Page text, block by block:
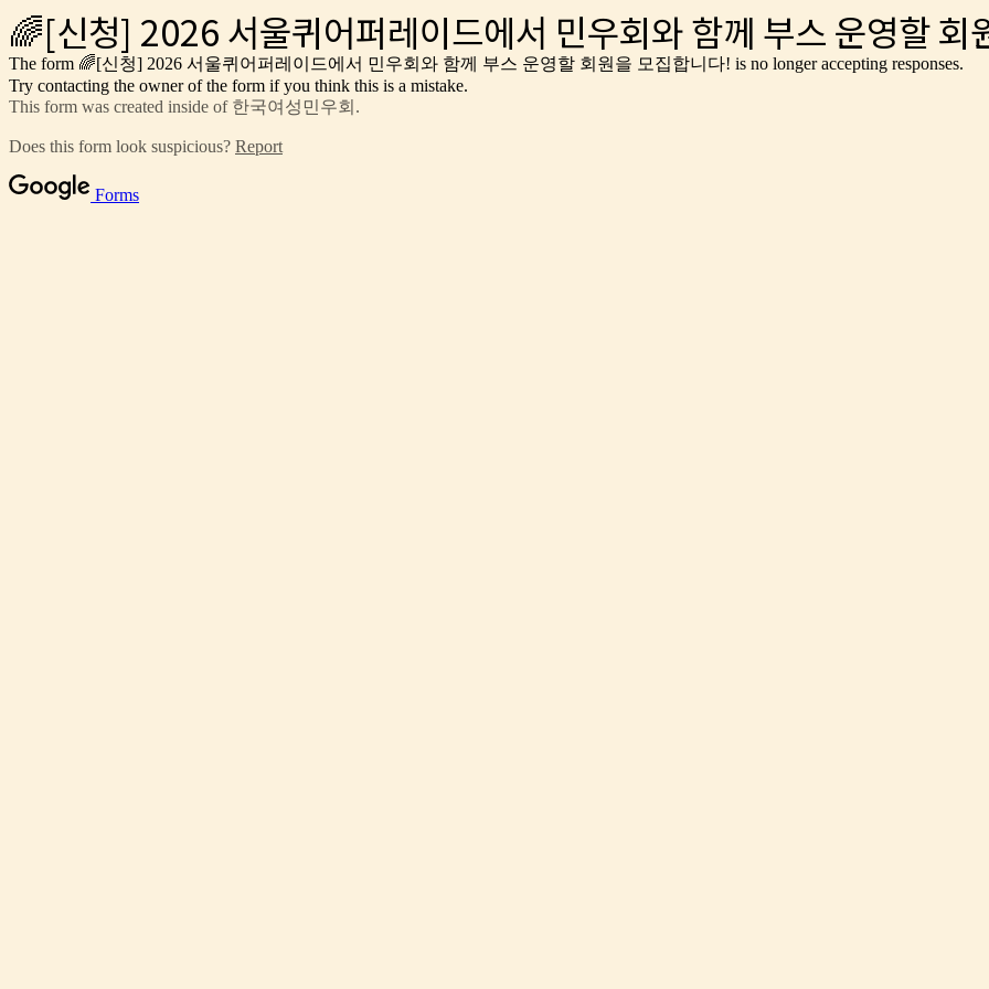
🌈[신청] 2026 서울퀴어퍼레이드에서 민우회와 함께 부스 운영할 회
The form 🌈[신청] 2026 서울퀴어퍼레이드에서 민우회와 함께 부스 운영할 회원을 모집합니다! is no longer accepting responses.
Try contacting the owner of the form if you think this is a mistake.
This form was created inside of 한국여성민우회.
Does this form look suspicious? Report
Forms